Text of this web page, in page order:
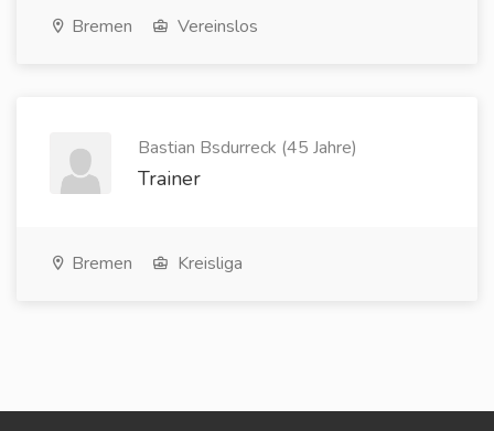
Bremen Vereinslos
Bastian Bsdurreck (45 Jahre)
Trainer
Bremen Kreisliga